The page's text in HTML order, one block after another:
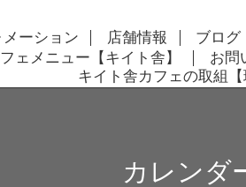
ーション 店舗情報 ブログ
ェメニュー【キイト舎】 お問
キイト舎カフェの取組【
カレンダ